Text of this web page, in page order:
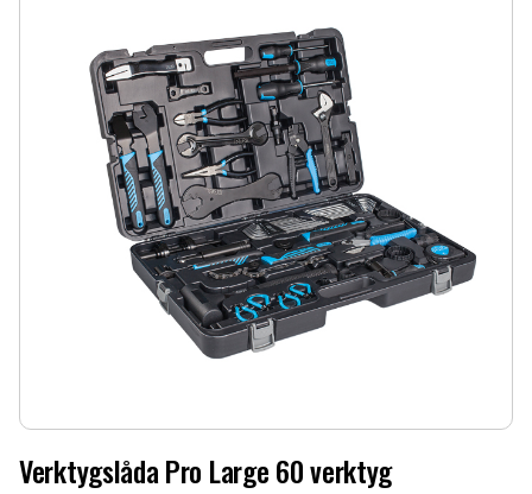
Verktygslåda Pro Large 60 verktyg